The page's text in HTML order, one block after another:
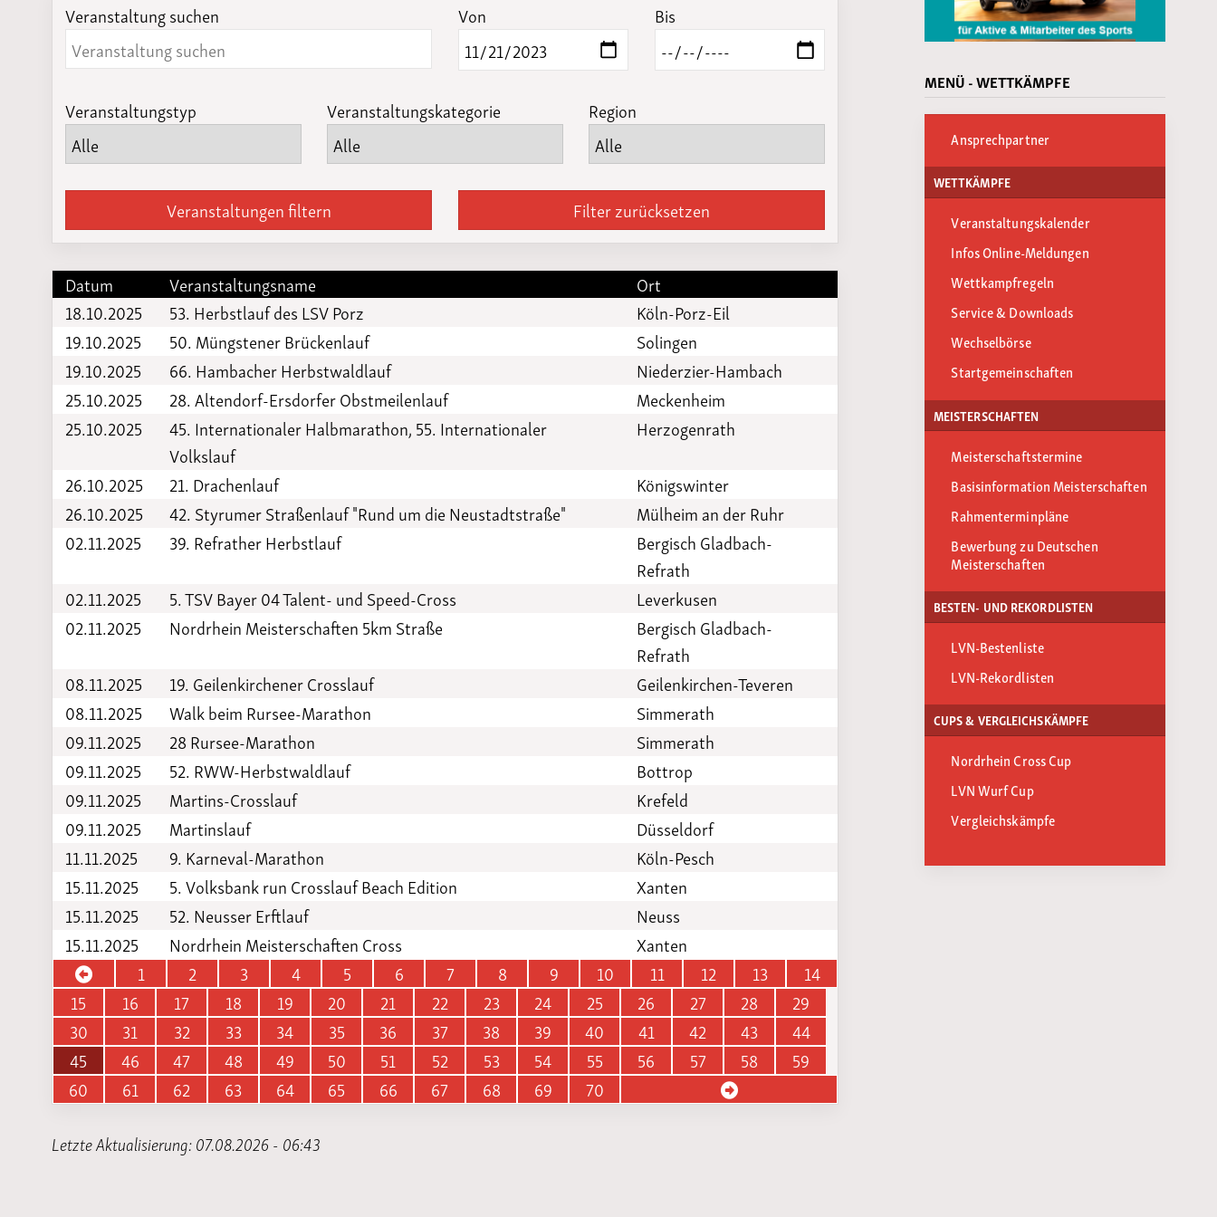
LSB-
Schutzkonzeptgenerator
Laufveranstaltertagungen
2023
Veranstaltung suchen Von Bis
Veranstaltungstyp Veranstaltungskategorie Region
Veranstaltungen filtern Filter zurücksetzen
Datum Veranstaltungsname
Ort
18.10.2025
53. Herbstlauf des LSV Porz
Köln-Porz-Eil
19.10.2025
50. Müngstener Brückenlauf
Solingen
19.10.2025
66. Hambacher Herbstwaldlauf
Niederzier-Hambach
25.10.2025
28. Altendorf-Ersdorfer Obstmeilenlauf
Meckenheim
25.10.2025
45. Internationaler Halbmarathon, 55. Internationaler
Volkslauf
Herzogenrath
26.10.2025
21. Drachenlauf
Königswinter
26.10.2025
42. Styrumer Straßenlauf "Rund um die Neustadtstraße"
Mülheim an der Ruhr
02.11.2025
39. Refrather Herbstlauf
Bergisch Gladbach-
Refrath
02.11.2025
5. TSV Bayer 04 Talent- und Speed-Cross
Leverkusen
02.11.2025
Nordrhein Meisterschaften 5km Straße
Bergisch Gladbach-
Refrath
08.11.2025
19. Geilenkirchener Crosslauf
Geilenkirchen-Teveren
08.11.2025
Walk beim Rursee-Marathon
Simmerath
09.11.2025
28 Rursee-Marathon
Simmerath
09.11.2025
52. RWW-Herbstwaldlauf
Bottrop
09.11.2025
Martins-Crosslauf
Krefeld
09.11.2025
Martinslauf
Düsseldorf
11.11.2025
9. Karneval-Marathon
Köln-Pesch
15.11.2025
5. Volksbank run Crosslauf Beach Edition
Xanten
15.11.2025
52. Neusser Erftlauf
Neuss
15.11.2025
Nordrhein Meisterschaften Cross
Xanten
1
2 3 4 5 6 7 8 9 10 11 12 13
14
15
16 17 18 19 20 21 22 23 24 25 26 27 28
29
30
31 32 33 34 35 36 37 38 39 40 41 42 43
44
45
46 47 48 49 50 51 52 53 54 55 56 57 58
59
60
61 62 63 64 65 66 67 68 69
70
Letzte Aktualisierung: 07.08.2026 - 06:43
MENÜ - WETTKÄMPFE
Ansprechpartner
WETTKÄMPFE
Veranstaltungskalender
Infos Online-Meldungen
Wettkampfregeln
Service & Downloads
Wechselbörse
Startgemeinschaften
MEISTERSCHAFTEN
Meisterschaftstermine
Basisinformation Meisterschaften
Rahmenterminpläne
Bewerbung zu Deutschen
Meisterschaften
BESTEN- UND REKORDLISTEN
LVN-Bestenliste
LVN-Rekordlisten
CUPS & VERGLEICHSKÄMPFE
Nordrhein Cross Cup
LVN Wurf Cup
Vergleichskämpfe